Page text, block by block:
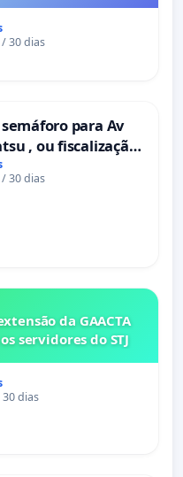
30 dias
para Av
, ou fiscalização
30 dias
da GAACTA
servidores do STJ
dias